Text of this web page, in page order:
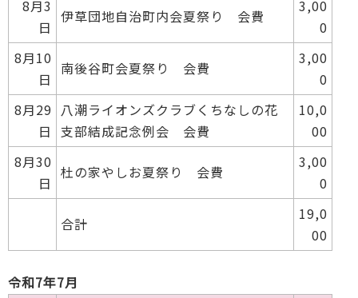
8月3
日
伊草団地自治町内会夏祭り 会費
3,00
0
8月10
日
南後谷町会夏祭り 会費
3,00
0
8月29
日
八潮ライオンズクラブくちなしの花
支部結成記念例会 会費
10,0
00
8月30
日
杜の家やしお夏祭り 会費
3,00
0
合計
19,0
00
令和7年7月